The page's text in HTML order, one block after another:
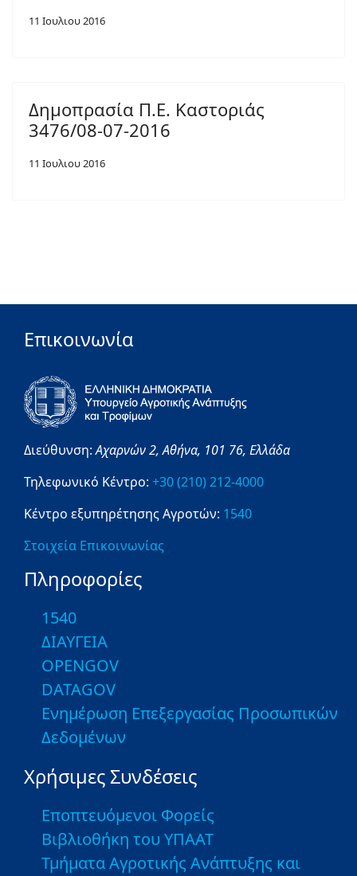
11 Ιουλιου 2016
Δημοπρασία Π.Ε. Καστοριάς
3476/08-07-2016
11 Ιουλιου 2016
Επικοινωνία
Διεύθυνση:Αχαρνών 2,Αθήνα, 101 76, Ελλάδα
Τηλεφωνικό Κέντρο: +30 (210) 212-4000
Κέντρο εξυπηρέτησης Αγροτών: 1540
Στοιχεία Επικοινωνίας
Πληροφορίες
1540
ΔΙΑΥΓΕΙΑ
OPENGOV
DATAGOV
Ενημέρωση Επεξεργασίας Προσωπικών
Δεδομένων
Χρήσιμες Συνδέσεις
Εποπτευόμενοι Φορείς
Βιβλιοθήκη του ΥΠΑΑΤ
Τμήματα Αγροτικής Ανάπτυξης και